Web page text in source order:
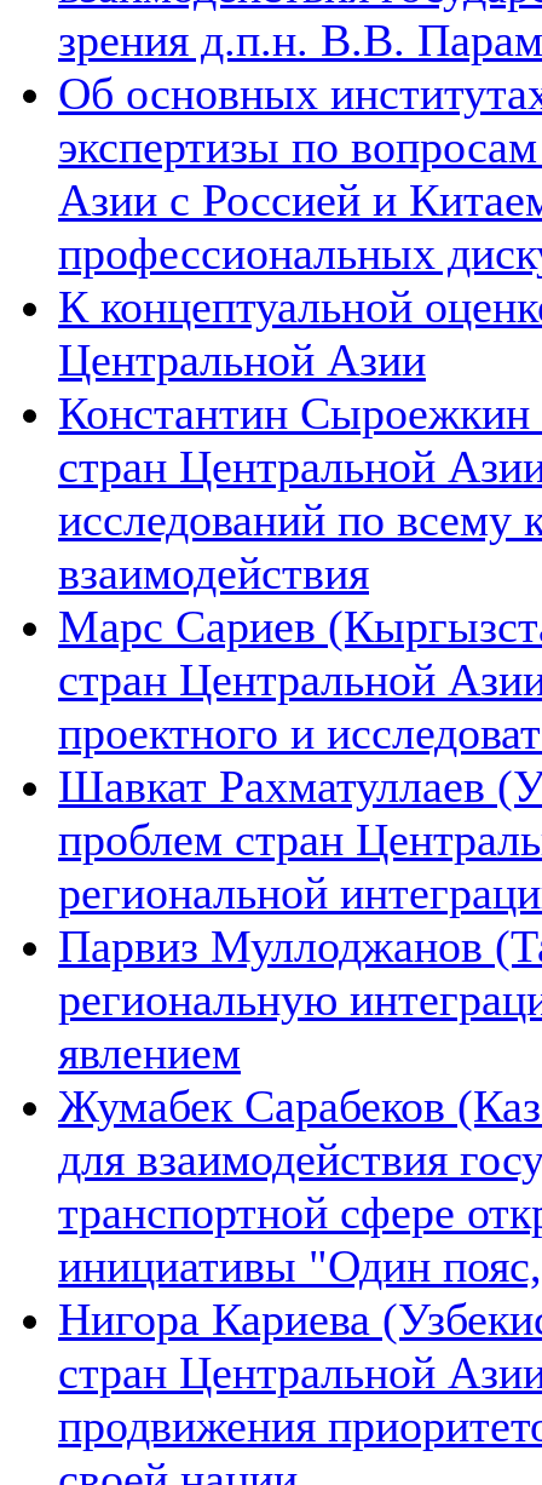
зрения д.п.н. В.В.
Об основных
экспертизы по
Азии с Россией и
профессиональных
К концептуальной
Центральной Азии
Константин Сыроежкин
стран Центральной
исследований по всему
взаимодействия
Марс Сариев
стран Центральной
проектного и
Шавкат Рахматуллаев
проблем стран
региональной
Парвиз Муллоджанов
региональную
явлением
Жумабек Сарабеков
для взаимодействия
транспортной сфере
инициативы "Один
Нигора Кариева
стран Центральной
продвижения